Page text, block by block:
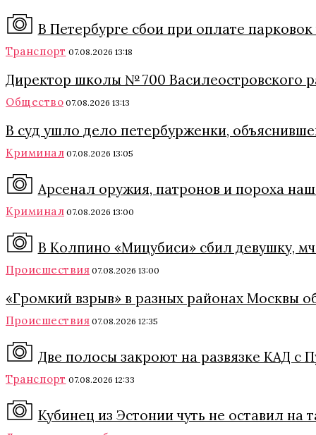
В Петербурге сбои при оплате
Транспорт 07.08.2026 13:18
Директор школы № 700 Василеостровского
Общество 07.08.2026 13:13
В суд ушло дело петербурженки,
Криминал 07.08.2026 13:05
Арсенал оружия, патронов и пороха
Криминал 07.08.2026 13:00
В Колпино «Мицубиси» сбил девушку,
Происшествия 07.08.2026 13:00
«Громкий взрыв» в разных районах Москвы
Происшествия 07.08.2026 12:35
Две полосы закроют на развязке КАД с
Транспорт 07.08.2026 12:33
Кубинец из Эстонии чуть не оставил